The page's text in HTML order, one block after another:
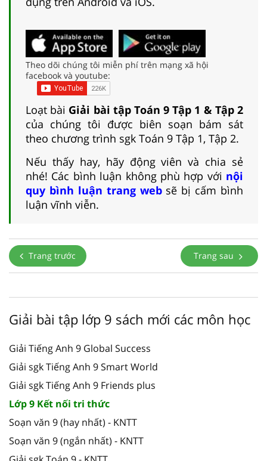
Theo dõi chúng tôi miễn phí trên mạng xã hội
facebook và youtube:
Loạt bài Giải bài tập Toán 9 Tập 1 & Tập 2
của chúng tôi được biên soạn bám sát
theo chương trình sgk Toán 9 Tập 1, Tập 2.
Nếu thấy hay, hãy động viên và chia sẻ
nhé! Các bình luận không phù hợp với nội
quy bình luận trang websẽ bị cấm bình
luận vĩnh viễn.
Trang trước Trang sau
Giải bài tập lớp 9 sách mới các môn học
Giải Tiếng Anh 9 Global Success
Giải sgk Tiếng Anh 9 Smart World
Giải sgk Tiếng Anh 9 Friends plus
Lớp 9 Kết nối tri thức
Soạn văn 9 (hay nhất) - KNTT
Soạn văn 9 (ngắn nhất) - KNTT